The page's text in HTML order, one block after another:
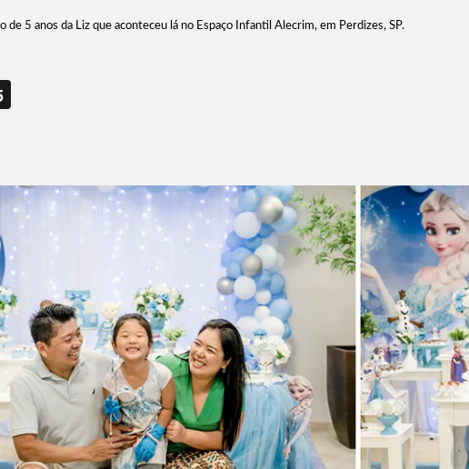
de 5 anos da Liz que aconteceu lá no Espaço Infantil Alecrim, em Perdizes, SP.